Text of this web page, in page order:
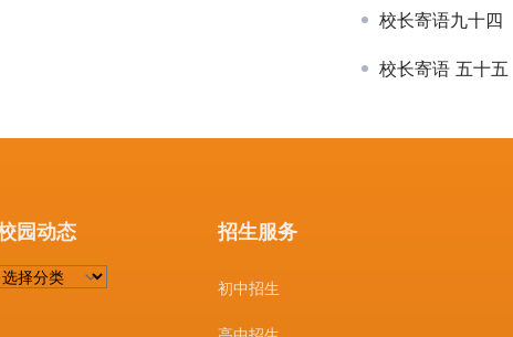
校长寄语九十四
校长寄语 五十五
园动态
校
招生服务
初中招生